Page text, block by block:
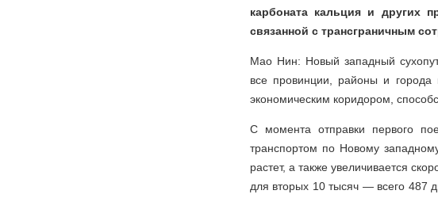
карбоната кальция и других
связанной с трансграничным
Мао Нин: Новый западный
все провинции, районы и
экономическим коридором,
С момента отправки первого
транспортом по Новому
растет, а также увеличивается
для вторых 10 тысяч — всего 487